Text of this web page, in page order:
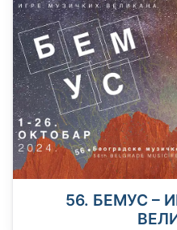
56. БЕМУС –